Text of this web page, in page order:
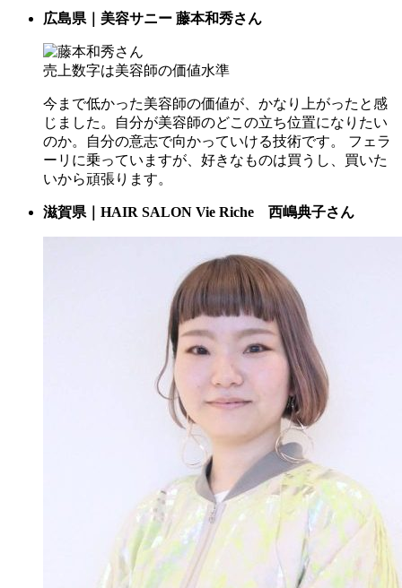
広島県｜美容サニー 藤本和秀さん
売上数字は美容師の価値水準
今まで低かった美容師の価値が、かなり上がったと感
じました。自分が美容師のどこの立ち位置になりたい
のか。自分の意志で向かっていける技術です。 フェラ
ーリに乗っていますが、好きなものは買うし、買いた
いから頑張ります。
滋賀県｜HAIR SALON Vie Riche 西嶋典子さん